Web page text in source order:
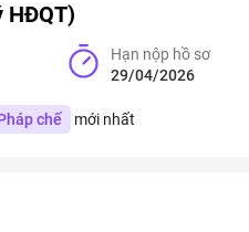
HĐQT)
Hạn nộp hồ sơ
29/04/2026
chế mới nhất